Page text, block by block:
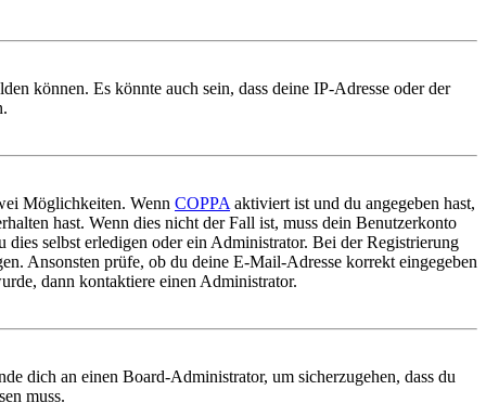
können. Es könnte auch sein, dass deine IP-Adresse oder der
Möglichkeiten. Wenn COPPA aktiviert ist und du angegeben hast,
hast. Wenn dies nicht der Fall ist, muss dein Benutzerkonto
selbst erledigen oder ein Administrator. Bei der Registrierung
Ansonsten prüfe, ob du deine E-Mail-Adresse korrekt eingegeben
dann kontaktiere einen Administrator.
dich an einen Board-Administrator, um sicherzugehen, dass du
muss.